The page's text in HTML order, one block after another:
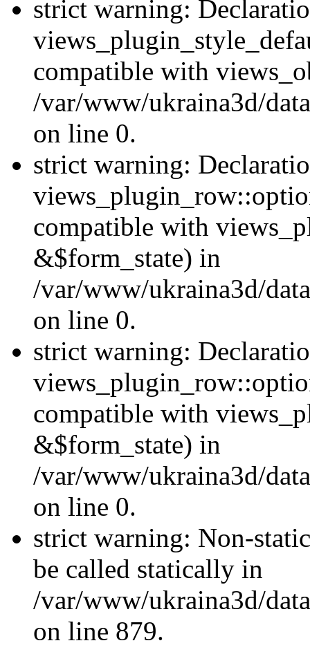
strict warning:
compatible with
/var/www/ukraina3d/
on line 0.
strict warning:
compatible with
&$form_state) in
/var/www/ukraina3d/
on line 0.
strict warning:
compatible with
&$form_state) in
/var/www/ukraina3d/
on line 0.
strict warning: Non-
be called statically in
/var/www/ukraina3d/
on line 879.